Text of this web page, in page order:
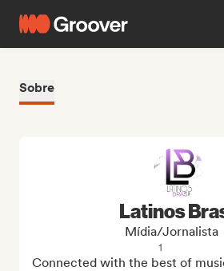
Sobre
Latinos
Mídia/Jornalista
1
Connected with the best of